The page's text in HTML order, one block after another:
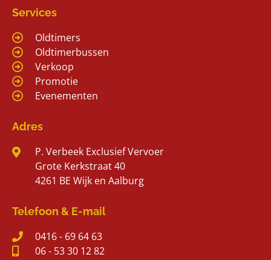
Services
Oldtimers
Oldtimerbussen
Verkoop
Promotie
Evenementen
Adres
P. Verbeek Exclusief Vervoer
Grote Kerkstraat 40
4261 BE Wijk en Aalburg
Telefoon & E-mail
0416 - 69 64 63
06 - 53 30 12 82